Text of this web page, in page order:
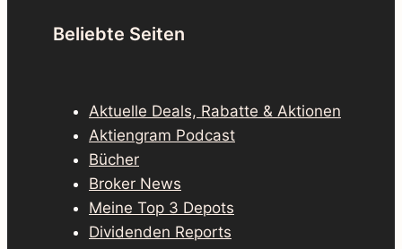
Beliebte Seiten
Aktuelle Deals, Rabatte & Aktionen
Aktiengram Podcast
Bücher
Broker News
Meine Top 3 Depots
Dividenden Reports